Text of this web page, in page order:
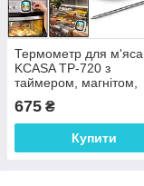
Термометр для м'яса
KCASA TP-720 з
таймером, магнітом,
підсвічуванням та 8
програмами, діапазон
-50°C до +300°C
675 ₴
Купити